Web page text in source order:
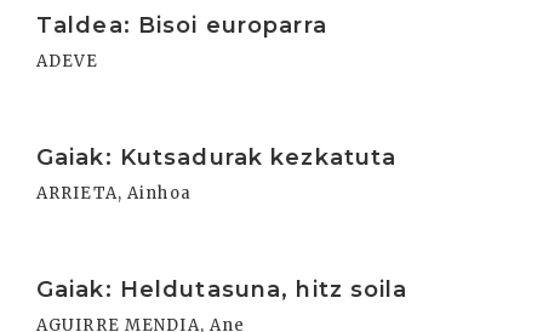
Taldea: Bisoi europarra
ADEVE
Gaiak: Kutsadurak kezkatuta
ARRIETA, Ainhoa
Gaiak: Heldutasuna, hitz soila
AGUIRRE MENDIA, Ane